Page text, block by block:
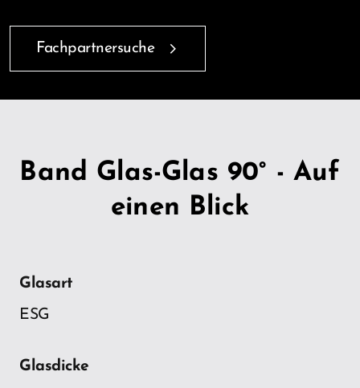
Fachpartnersuche
Band Glas-Glas 90° - Auf
einen Blick
Glasart
ESG
Glasdicke